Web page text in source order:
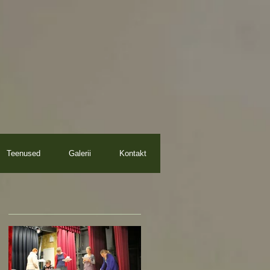
Teenused Galerii Kontakt